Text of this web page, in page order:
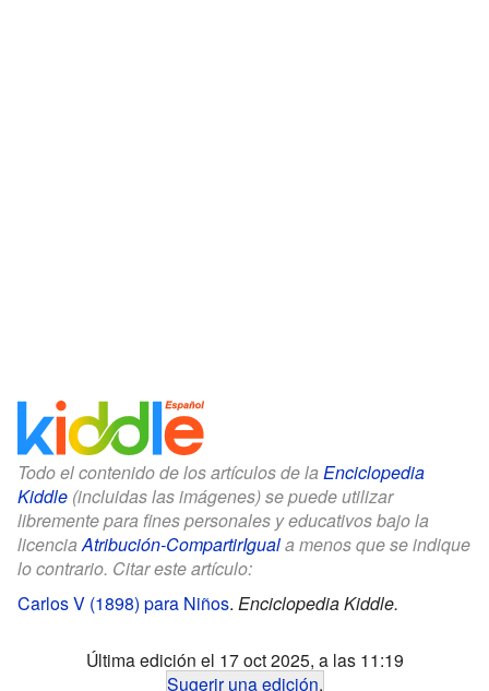
Todo el contenido de los artículos de la Enciclopedia
Kiddle (incluidas las imágenes) se puede utilizar
libremente para fines personales y educativos bajo la
licenciaAtribución-CompartirIguala menos que se indique
lo contrario. Citar este artículo:
Carlos V (1898) para Niños. Enciclopedia Kiddle.
Última edición el 17 oct 2025, a las 11:19
Sugerir una edición.